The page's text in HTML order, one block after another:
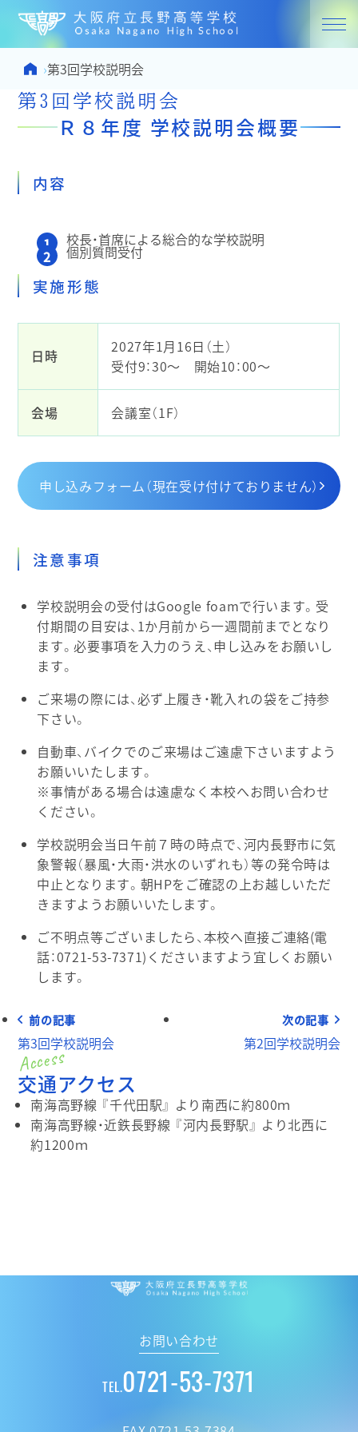
大阪府
Home
›第3回学校説明会
第3回学校説明会
Ｒ８年度 学校説明会概要
内容
校長・首席による総合的な学校説明
個別質問受付
実施形態
日時
2027年1月16日（土）
受付9：30～ 開始10：00～
会場 会議室（1F）
申し込みフォーム（現在受け付けておりません）
注意事項
学校説明会の受付はGoogle foamで行います。受
付期間の目安は、1か月前から一週間前までとなり
ます。必要事項を入力のうえ、申し込みをお願いし
ます。
ご来場の際には、必ず上履き・靴入れの袋をご持参
下さい。
自動車、バイクでのご来場はご遠慮下さいますよう
お願いいたします。
※事情がある場合は遠慮なく本校へお問い合わせ
ください。
学校説明会当日午前７時の時点で、河内長野市に気
象警報（暴風・大雨・洪水のいずれも）等の発令時は
中止となります。朝HPをご確認の上お越しいただ
きますようお願いいたします。
ご不明点等ございましたら、本校へ直接ご連絡(電
話：0721-53-7371)くださいますよう宜しくお願い
します。
前の記事
第3回学校説明会
次の記事
第2回学校説明会
交通アクセス
南海高野線 『千代田駅』 より南西に約800ｍ
南海高野線・近鉄長野線 『河内長野駅』 より北西に
約1200ｍ
大阪府立 長野高
お問い合わせ
TEL.0721-53-7371